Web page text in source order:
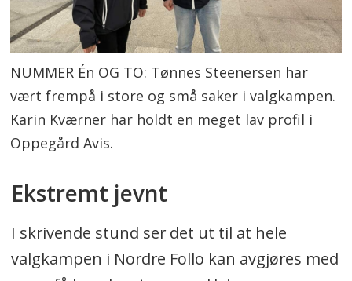
NUMMER Én OG TO: Tønnes Steenersen har
vært frempå i store og små saker i valgkampen.
Karin Kværner har holdt en meget lav profil i
Oppegård Avis.
Ekstremt jevnt
I skrivende stund ser det ut til at hele
valgkampen i Nordre Follo kan avgjøres med